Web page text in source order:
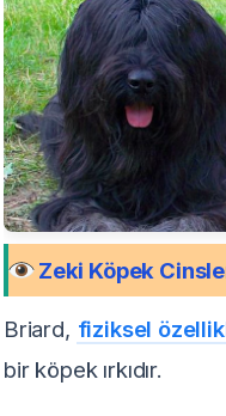
Zeki Köpek
Briard, fiziksel
bir köpek ırkıdır.